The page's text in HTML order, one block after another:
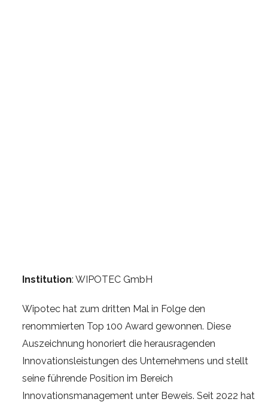
Institution: WIPOTEC GmbH
Wipotec hat zum dritten Mal in Folge den
renommierten Top 100 Award gewonnen. Diese
Auszeichnung honoriert die herausragenden
Innovationsleistungen des Unternehmens und stellt
seine führende Position im Bereich
Innovationsmanagement unter Beweis. Seit 2022 hat